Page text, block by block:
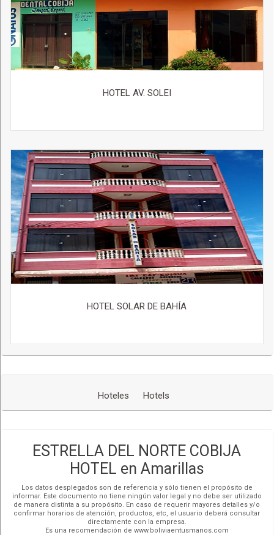
HOTEL AV. SOLEI
HOTEL SOLAR DE BAHÍA
Hoteles Hotels
ESTRELLA DEL NORTE COBIJA
HOTEL en Amarillas
Los datos desplegados son de referencia y sólo tienen el propósito de
informar. Este documento no tiene ningún valor legal y no debe ser utilizado
de manera distinta a su propósito. En caso de requerir mayores detalles y/o
confirmar horarios de atención, productos, etc, el usuario deberá consultar
directamente con la empresa.
Es una recomendación de www.boliviaentusmanos.com